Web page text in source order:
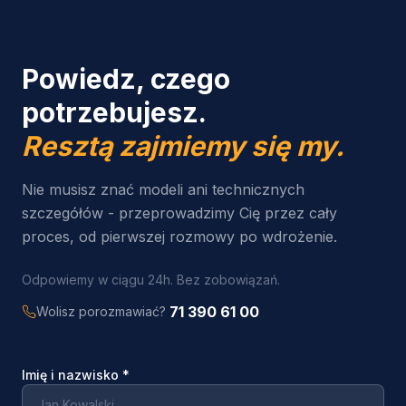
Powiedz, czego
potrzebujesz.
Resztą zajmiemy się my.
Nie musisz znać modeli ani technicznych
szczegółów - przeprowadzimy Cię przez cały
proces, od pierwszej rozmowy po wdrożenie.
Odpowiemy w ciągu 24h. Bez zobowiązań.
Wolisz porozmawiać? 71 390 61 00
Imię i nazwisko *